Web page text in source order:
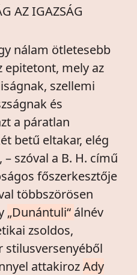
AZ IGAZSÁG
nálam ötletesebb
epitetont, mely az
szellemi
és
a páratlan
betű eltakar, elég
szóval a B. H. című
főszerkesztője
többszörösen
„Dunántuli“ álnév
zsoldos,
stilusversenyéből
attakirozAdy